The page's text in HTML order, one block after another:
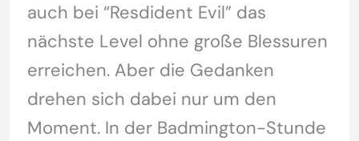
auch bei “Resdident Evil” das
nächste Level ohne große Blessuren
erreichen. Aber die Gedanken
drehen sich dabei nur um den
Moment. In der Badmington-Stunde